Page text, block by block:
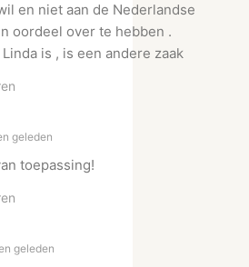
en niet aan de Nederlandse
oordeel over te hebben .
is , is een andere zaak
geleden
toepassing!
geleden